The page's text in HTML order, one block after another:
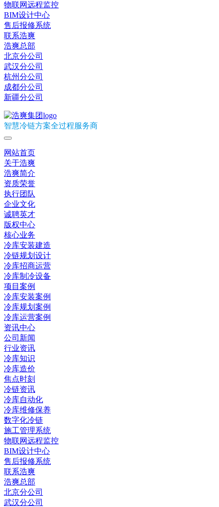
物联网远程监控
BIM设计中心
售后报修系统
联系浩爽
浩爽总部
北京分公司
武汉分公司
杭州分公司
成都分公司
新疆分公司
智慧冷链方案全过程服务商
网站首页
关于浩爽
浩爽简介
资质荣誉
执行团队
企业文化
诚聘英才
版权中心
核心业务
冷库安装建造
冷链规划设计
冷库招商运营
冷库制冷设备
项目案例
冷库安装案例
冷库规划案例
冷库运营案例
资讯中心
公司新闻
行业资讯
冷库知识
冷库造价
焦点时刻
冷链资讯
冷库自动化
冷库维修保养
数字化冷链
施工管理系统
物联网远程监控
BIM设计中心
售后报修系统
联系浩爽
浩爽总部
北京分公司
武汉分公司